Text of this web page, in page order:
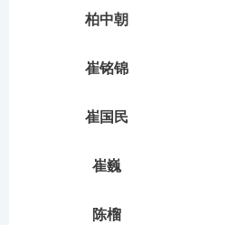
柏中朝
崔铭锦
崔国民
崔巍
陈榴